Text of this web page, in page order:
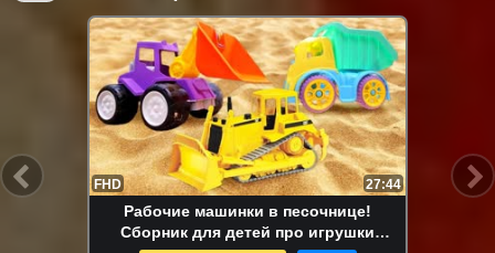
FHD 13:58
Маша Капуки Кануки и игрушки в
песочнице — Развивающее видео для